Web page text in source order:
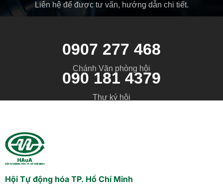
Liên hệ để được tư vấn, hướng dẫn chi tiết.
0907 277 468
Chánh Văn phòng hội
090 181 4379
Thư ký hội
Hội Tự động hóa TP. Hồ Chí Minh